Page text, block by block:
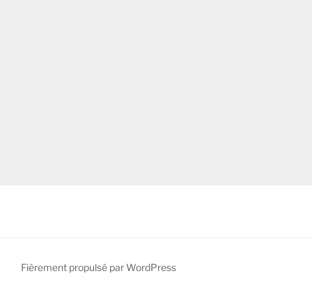
Fièrement propulsé par WordPress